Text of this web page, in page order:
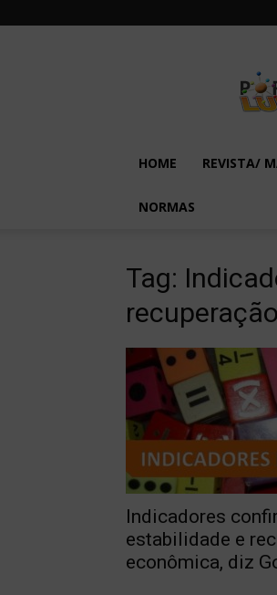
HOME REVISTA/
NORMAS
Tag:
Indicadores
estabilidade e
econômica, diz